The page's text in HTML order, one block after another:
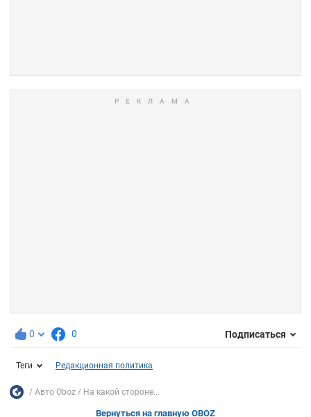
0 0 Подписаться
Теги Редакционная политика
Авто Oboz На какой стороне...
Вернуться на главную OBOZ